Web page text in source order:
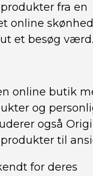
fra en
online
et besøg værd.
online butik
og
også
til
for deres